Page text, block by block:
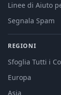
Linee di Aiuto
Segnala Spam
REGIONI
Sfoglia Tutti i
Europa
Asia